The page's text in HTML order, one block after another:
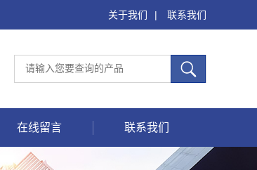
关于我们 | 联系我们
在线留言 联系我们